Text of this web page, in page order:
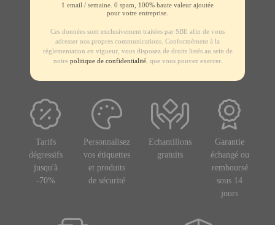
1 email / semaine. 0 spam, 100% haute valeur ajoutée
pour votre entreprise.
Ces données sont exclusivement traitées par SBE afin de vous
adresser nos propres communications. Conformément à la
règlementation en vigueur, vous disposez de droits listés au sein de
notre politique de confidentialité, que vous pouvez exercer.
Tarifs
dégressifs
jusqu'à
-70%
Personnalisez
vos étiquettes
et produits
de sécurité
Echantillons
gratuits
Garantie
échangé ou
remboursé
sous 14
jours